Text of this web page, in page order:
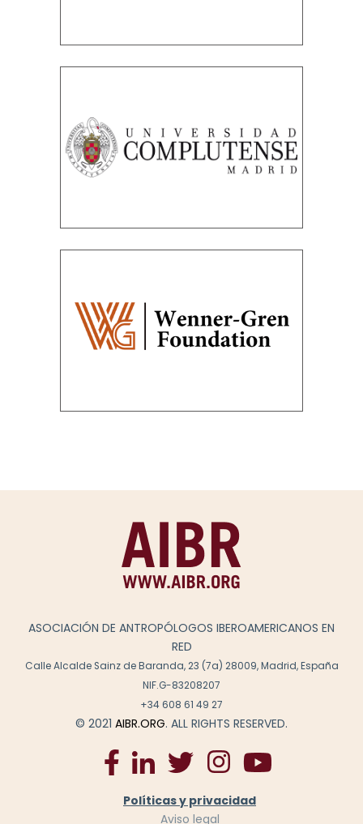
ASOCIACIÓN DE ANTROPÓLOGOS IBEROAMERICANOS EN
RED
Calle Alcalde Sainz de Baranda, 23 (7a) 28009, Madrid, España
NIF.G-83208207
+34 608 61 49 27
© 2021 AIBR.ORG. ALL RIGHTS RESERVED.
Políticas y privacidad
Aviso legal